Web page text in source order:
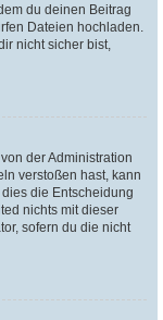
du deinen Beitrag
Dateien hochladen.
nicht sicher bist,
der Administration
verstoßen hast, kann
die Entscheidung
nichts mit dieser
sofern du die nicht